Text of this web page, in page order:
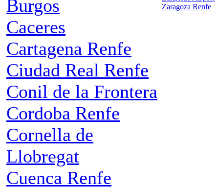
Burgos
Caceres
Cartagena Renfe
Ciudad Real Renfe
Conil de la Frontera
Cordoba Renfe
Cornella de
Llobregat
Cuenca Renfe
Zaragoza Renfe